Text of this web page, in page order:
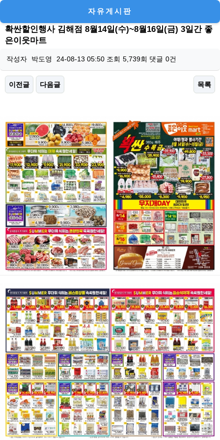
자유게시판
확싼할인행사 김해점 8월14일(수)~8월16일(금) 3일간 좋
은이웃마트
작성자 박도영 24-08-13 05:50조회 5,739회 댓글 0건
이전글 다음글 목록
본문